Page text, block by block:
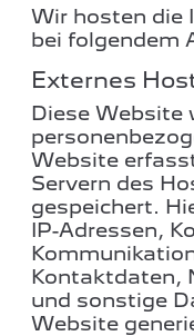
Wir hosten die
bei folgendem
Externes
Diese Website
Website
Servern des
gespeichert.
IP-Adressen,
Kontaktdaten,
und sonstige
Website